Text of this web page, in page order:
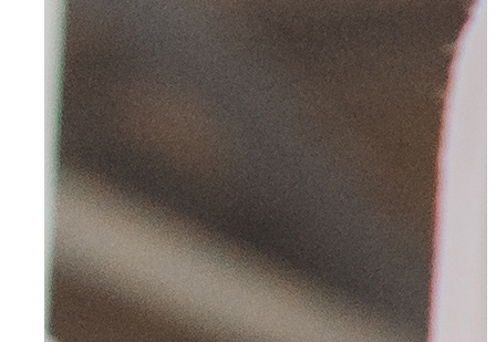
Für Bewerber
Ihre Vorteile